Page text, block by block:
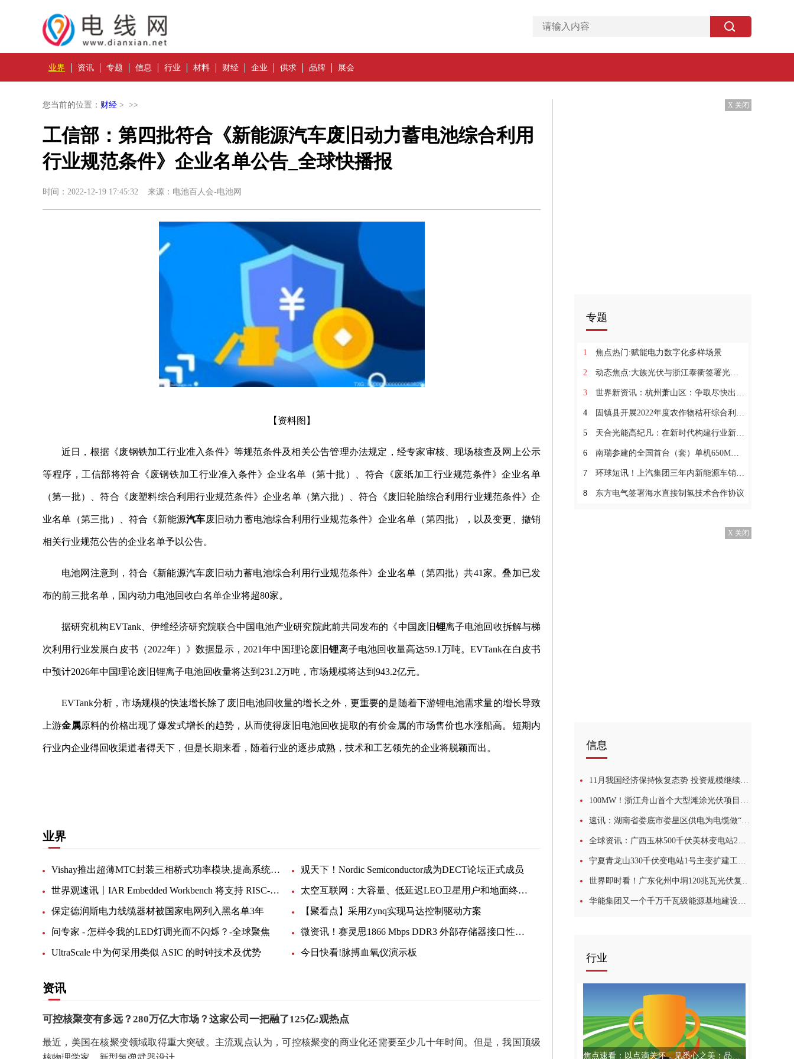
业界 资讯 专题 信息 行业 材料 财经 企业 供求 品牌 展会
您当前的位置： 财经 > >>
工信部：第四批符合《新能源汽车废旧动力蓄电池综合利用
行业规范条件》企业名单公告_全球快播报
时间：2022-12-19 17:45:32 来源：电池百人会-电池网
【资料图】
近日，根据《废钢铁加工行业准入条件》等规范条件及相关公告管理办法规定，经专家审核、现场核查及网上公示
等程序，工信部将符合《废钢铁加工行业准入条件》企业名单（第十批）、符合《废纸加工行业规范条件》企业名单
（第一批）、符合《废塑料综合利用行业规范条件》企业名单（第六批）、符合《废旧轮胎综合利用行业规范条件》企
业名单（第三批）、符合《新能源汽车废旧动力蓄电池综合利用行业规范条件》企业名单（第四批），以及变更、撤销
相关行业规范公告的企业名单予以公告。
电池网注意到，符合《新能源汽车废旧动力蓄电池综合利用行业规范条件》企业名单（第四批）共41家。叠加已发
布的前三批名单，国内动力电池回收白名单企业将超80家。
据研究机构EVTank、伊维经济研究院联合中国电池产业研究院此前共同发布的《中国废旧锂离子电池回收拆解与梯
次利用行业发展白皮书（2022年）》数据显示，2021年中国理论废旧锂离子电池回收量高达59.1万吨。EVTank在白皮书
中预计2026年中国理论废旧锂离子电池回收量将达到231.2万吨，市场规模将达到943.2亿元。
EVTank分析，市场规模的快速增长除了废旧电池回收量的增长之外，更重要的是随着下游锂电池需求量的增长导致
上游金属原料的价格出现了爆发式增长的趋势，从而使得废旧电池回收提取的有价金属的市场售价也水涨船高。短期内
行业内企业得回收渠道者得天下，但是长期来看，随着行业的逐步成熟，技术和工艺领先的企业将脱颖而出。
业界
Vishay推出超薄MTC封装三相桥式功率模块,提高系统可靠性，降低生产成本 观天下！Nordic Semiconductor成为DECT论坛正式成员
世界观速讯丨IAR Embedded Workbench 将支持 RISC-V 太空级处理器 NOEL-V 太空互联网：大容量、低延迟LEO卫星用户和地面终端中的RFIC进展
保定德润斯电力线缆器材被国家电网列入黑名单3年 【聚看点】采用Zynq实现马达控制驱动方案
问专家 - 怎样令我的LED灯调光而不闪烁？-全球聚焦 微资讯！赛灵思1866 Mbps DDR3 外部存储器接口性能演示
UltraScale 中为何采用类似 ASIC 的时钟技术及优势 今日快看!脉搏血氧仪演示板
资讯
可控核聚变有多远？280万亿大市场？这家公司一把融了125亿:观热点
最近，美国在核聚变领域取得重大突破。主流观点认为，可控核聚变的商业化还需要至少几十年时间。但是，我国顶级
X 关闭
专题
1 焦点热门:赋能电力数字化多样场景
2 动态焦点:大族光伏与浙江泰衢签署光伏产业战略合作协议
3 世界新资讯：杭州萧山区：争取尽快出台光伏补贴政策 大力推进筑工业化+BIPV
4 固镇县开展2022年度农作物秸秆综合利用产业化奖补审计工作|焦点快播
5 天合光能高纪凡：在新时代构建行业新生态，N型高效能组件成趋势|天天看热讯
6 南瑞参建的全国首台（套）单机650MW水电机组全国产调速器、励磁系统成功投运
7 环球短讯！上汽集团三年内新能源车销量占比将“翻一番”
8 东方电气签署海水直接制氢技术合作协议
X 关闭
信息
11月我国经济保持恢复态势 投资规模继续扩大
100MW！浙江舟山首个大型滩涂光伏项目开工|即时
速讯：湖南省娄底市娄星区供电为电缆做“诊疗”
全球资讯：广西玉林500千伏美林变电站2号主变投运
宁夏青龙山330千伏变电站1号主变扩建工程投运
世界即时看！广东化州中垌120兆瓦光伏复合发电项目并网一次成功
华能集团又一个千万千瓦级能源基地建设正式启动
行业
焦点速看：以点滴关怀，见悉心之美：品评“以人为本”的EvoPacT HVX